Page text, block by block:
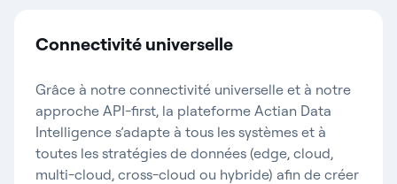
Connectivité universelle
Grâce à notre connectivité universelle et à notre
approche API-first, la plateforme Actian Data
Intelligence s’adapte à tous les systèmes et à
toutes les stratégies de données (edge, cloud,
multi-cloud, cross-cloud ou hybride) afin de créer